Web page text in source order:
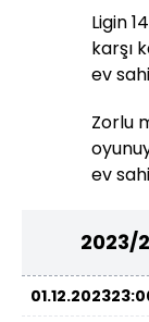
Ligin
karşı
ev
Zorlu
ev
2023/
01.12.2023